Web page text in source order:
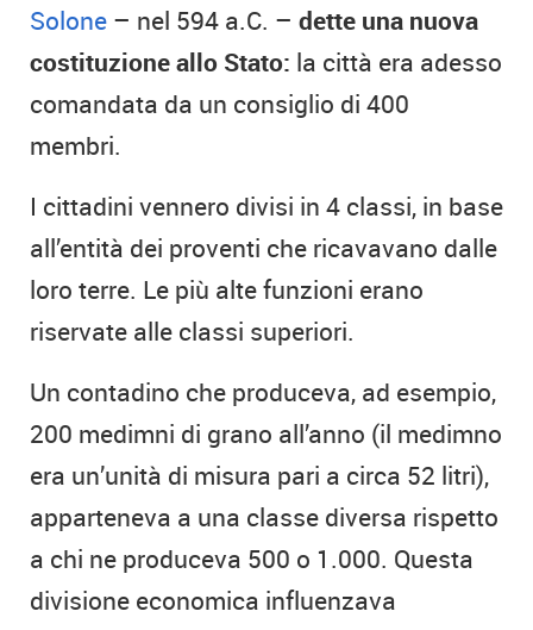
Solone – nel 594 a.C. – dette una nuova
costituzione allo Stato: la città era adesso
comandata da un consiglio di 400
membri.
I cittadini vennero divisi in 4 classi, in base
all’entità dei proventi che ricavavano dalle
loro terre. Le più alte funzioni erano
riservate alle classi superiori.
Un contadino che produceva, ad esempio,
200 medimni di grano all’anno (il medimno
era un’unità di misura pari a circa 52 litri),
apparteneva a una classe diversa rispetto
a chi ne produceva 500 o 1.000. Questa
divisione economica influenzava